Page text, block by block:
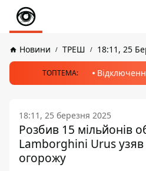
Новини ТРЕШ 18:11, 25
ТОПТЕМА:
18:11, 25 березня 2025
Розбив 15 мільйонів
Lamborghini Urus
огорожу